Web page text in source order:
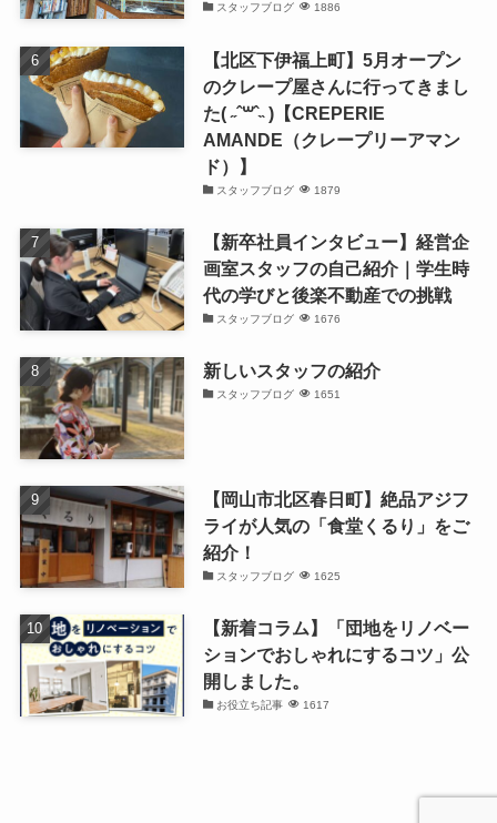
スタッフブログ 1886
【北区下伊福上町】5月オープン
のクレープ屋さんに行ってきまし
た( ˶ˆ꒳ˆ˵ )【CREPERIE
AMANDE（クレープリーアマン
ド）】
スタッフブログ 1879
【新卒社員インタビュー】経営企
画室スタッフの自己紹介｜学生時
代の学びと後楽不動産での挑戦
スタッフブログ 1676
新しいスタッフの紹介
スタッフブログ 1651
【岡山市北区春日町】絶品アジフ
ライが人気の「食堂くるり」をご
紹介！
スタッフブログ 1625
【新着コラム】「団地をリノベー
ションでおしゃれにするコツ」公
開しました。
お役立ち記事 1617